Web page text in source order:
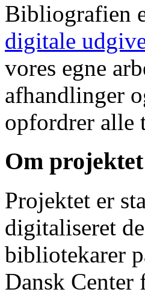
Bibliografien
digitale
vores egne
afhandlinger
opfordrer alle
Om projektet
Projektet er
digitaliseret
bibliotekarer
Dansk